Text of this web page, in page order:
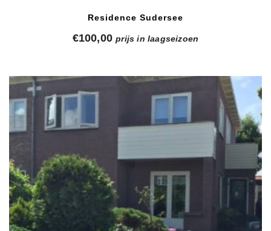
Residence Sudersee
€100,00 prijs in laagseizoen